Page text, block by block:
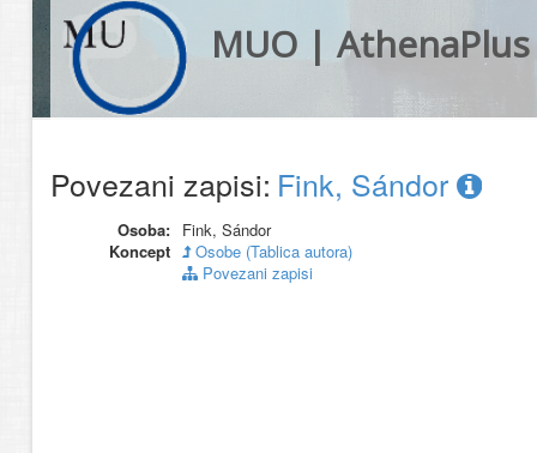
MUO | AthenaPlus
Povezani zapisi: Fink, Sándor
Osoba: Fink, Sándor
Koncept
Osobe (Tablica autora)
Povezani zapisi